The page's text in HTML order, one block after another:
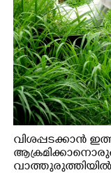
വിശപ്പടക്കാൻ
വാത്തുരുത്തിയിൽ